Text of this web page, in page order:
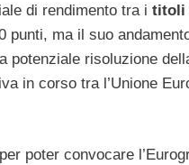
di rendimento tra i titoli
punti, ma il suo
risoluzione
in corso tra l’Unione
poter convocare